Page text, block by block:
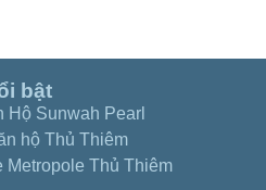
bật
Hộ Sunwah Pearl
hộ Thủ Thiêm
Metropole Thủ Thiêm